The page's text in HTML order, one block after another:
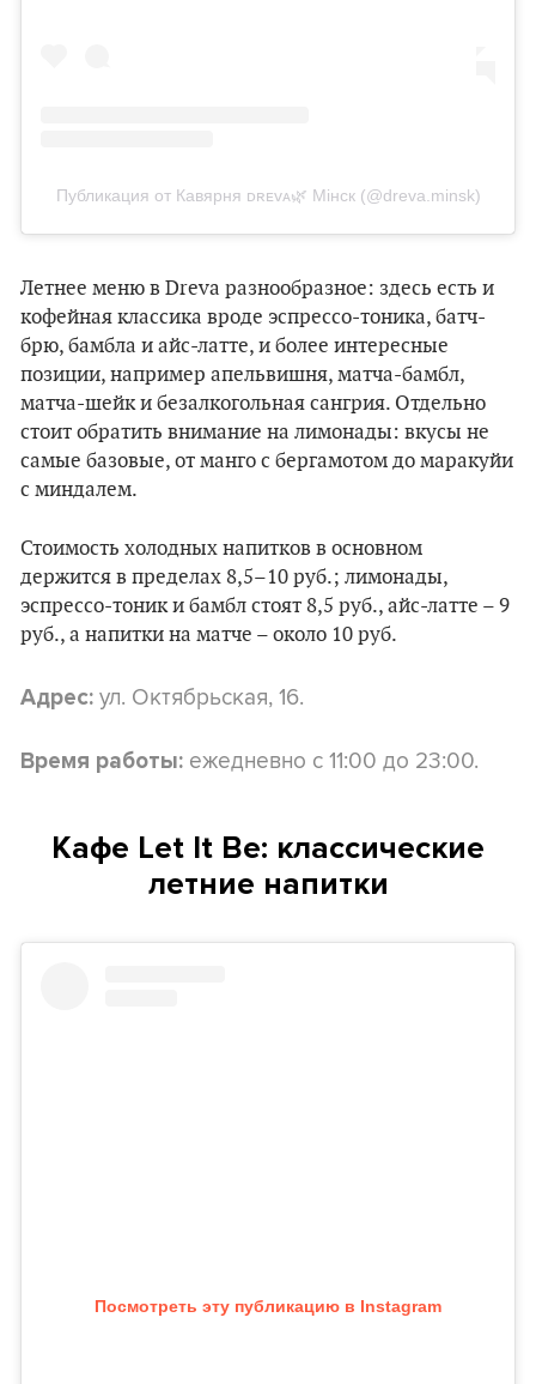
Публикация от Кавярня ᴅʀᴇᴠᴀ🌿 Мінск (@dreva.minsk)
Летнее меню в Dreva разнообразное: здесь есть и
кофейная классика вроде эспрессо-тоника, батч-
брю, бамбла и айс-латте, и более интересные
позиции, например апельвишня, матча-бамбл,
матча-шейк и безалкогольная сангрия. Отдельно
стоит обратить внимание на лимонады: вкусы не
самые базовые, от манго с бергамотом до маракуйи
с миндалем.
Стоимость холодных напитков в основном
держится в пределах 8,5–10 руб.; лимонады,
эспрессо-тоник и бамбл стоят 8,5 руб., айс-латте – 9
руб., а напитки на матче – около 10 руб.
Адрес: ул. Октябрьская, 16.
Время работы: ежедневно с 11:00 до 23:00.
Кафе Let It Be: классические
летние напитки
Посмотреть эту публикацию в Instagram